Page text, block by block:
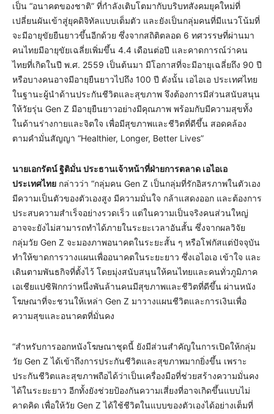
เป็น “อนาคตของชาติ” ที่กำลังเติบโตมากับบริบทสังคมยุคใหม่ที่
เปลี่ยนผันเข้าสู่ยุคดิจิทัลแบบเต็มตัว และยังเป็นกลุ่มคนที่มีแนวโน้มที่
จะมีอายุขัยยืนยาวขึ้นอีกด้วย ซึ่งจากสถิติตลอด 6 ทศวรรษที่ผ่านมา
คนไทยมีอายุขัยเฉลี่ยเพิ่มขึ้น 4.4 เดือนต่อปี และคาดการณ์ว่าคน
ไทยที่เกิดในปี พ.ศ. 2559 เป็นต้นมา มีโอกาสที่จะมีอายุเฉลี่ยถึง 90 ปี
หรือบางคนอาจมีอายุยืนยาวไปถึง 100 ปี ดังนั้น เอไอเอ ประเทศไทย
ในฐานะผู้นำด้านประกันชีวิตและสุขภาพ จึงต้องการมีส่วนสนับสนุน
ให้วัยรุ่น Gen Z มีอายุยืนยาวอย่างมีคุณภาพ พร้อมกับมีความสุขทั้ง
ในด้านร่างกายและจิตใจ เพื่อมีสุขภาพและชีวิตที่ดีขึ้น สอดคล้อง
ตามคำมั่นสัญญา “Healthier, Longer, Better Lives”
นายเอกรัตน์ ฐิติมั่น ประธานเจ้าหน้าที่ฝ่ายการตลาด เอไอเอ
ประเทศไทย กล่าวว่า “กลุ่มคน Gen Z เป็นกลุ่มที่รักอิสรภาพในตัวเอง
มีความเป็นตัวของตัวเองสูง มีความมั่นใจ กล้าแสดงออก และต้องการ
ประสบความสำเร็จอย่างรวดเร็ว แต่ในความเป็นจริงคนส่วนใหญ่
อาจจะยังไม่สามารถทำได้ภายในระยะเวลาอันสั้น ซึ่งจากผลวิจัย
กลุ่มวัย Gen Z จะมองภาพอนาคตในระยะสั้น ๆ หรือโฟกัสแต่ปัจจุบัน
ทำให้ขาดการวางแผนเพื่ออนาคตในระยะยาว ซึ่งเอไอเอ เข้าใจ และ
เดินตามพันธกิจที่ตั้งไว้ โดยมุ่งสนับสนุนให้คนไทยและคนทั่วภูมิภาค
เอเชียแปซิฟิกกว่าหนึ่งพันล้านคนมีสุขภาพและชีวิตที่ดีขึ้น ผ่านหนัง
โฆษณาที่จะชวนให้เหล่า Gen Z มาวางแผนชีวิตและการเงินเพื่อ
ความสุขและอนาคตที่มั่นคง
“สำหรับการออกหนังโฆษณาชุดนี้ ยังมีส่วนสำคัญในการเปิดให้กลุ่ม
วัย Gen Z ได้เข้าถึงการประกันชีวิตและสุขภาพมากยิ่งขึ้น เพราะ
ประกันชีวิตและสุขภาพถือได้ว่าเป็นเครื่องมือที่ช่วยสร้างความมั่นคง
ได้ในระยะยาว อีกทั้งยังช่วยป้องกันความเสี่ยงที่อาจเกิดขึ้นแบบไม่
คาดคิด เพื่อให้วัย Gen Z ได้ใช้ชีวิตในแบบของตัวเองได้อย่างเต็มที่